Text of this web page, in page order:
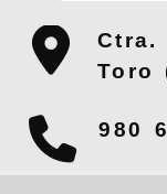
Ctra.
Toro
980